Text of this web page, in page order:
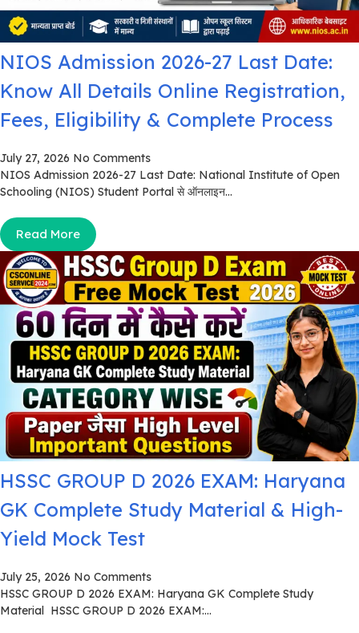
NIOS Admission 2026-27 Last Date:
Know All Details Online Registration,
Fees, Eligibility & Complete Process
July 27, 2026 No Comments
NIOS Admission 2026-27 Last Date: National Institute of Open
Schooling (NIOS) Student Portal से ऑनलाइन...
Read More
HSSC GROUP D 2026 EXAM: Haryana
GK Complete Study Material & High-
Yield Mock Test
July 25, 2026 No Comments
HSSC GROUP D 2026 EXAM: Haryana GK Complete Study
Material HSSC GROUP D 2026 EXAM:...